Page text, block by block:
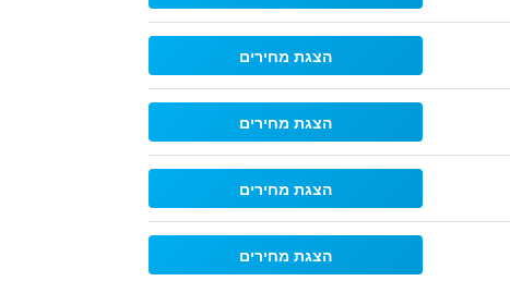
הצגת מחירים
הצגת מחירים
הצגת מחירים
הצגת מחירים